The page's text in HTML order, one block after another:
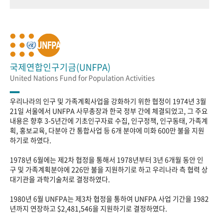
국제연합인구기금(UNFPA)
United Nations Fund for Population Activities
우리나라의 인구 및 가족계획사업을 강화하기 위한 협정이 1974년 3월
21일 서울에서 UNFPA 사무총장과 한국 정부 간에 체결되었고, 그 주요
내용은 향후 3-5년간에 기초인구자료 수집, 인구정책, 인구동태, 가족계
획, 홍보교육, 다분야 간 통합사업 등 6개 분야에 미화 600만 불을 지원
하기로 하였다.
1978년 6월에는 제2차 협정을 통해서 1978년부터 3년 6개월 동안 인
구 및 가족계획분야에 226만 불을 지원하기로 하고 우리나라 측 협력 상
대기관을 과학기술처로 결정하였다.
1980년 6월 UNFPA는 제3차 협정을 통하여 UNFPA 사업 기간을 1982
년까지 연장하고 $2,481,546을 지원하기로 결정하였다.